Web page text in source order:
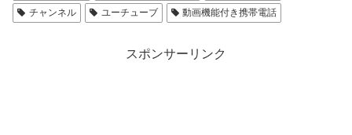
チャンネル ユーチューブ 動画機能付き携帯電話
スポンサーリンク